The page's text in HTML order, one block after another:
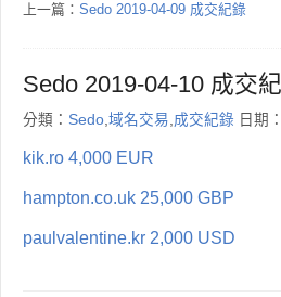
上一篇： Sedo 2019-04-09 成交紀錄
Sedo 2019-04-10 成交
分類： Sedo,域名交易,成交紀錄 日期
kik.ro 4,000 EUR
hampton.co.uk 25,000 GBP
paulvalentine.kr 2,000 USD